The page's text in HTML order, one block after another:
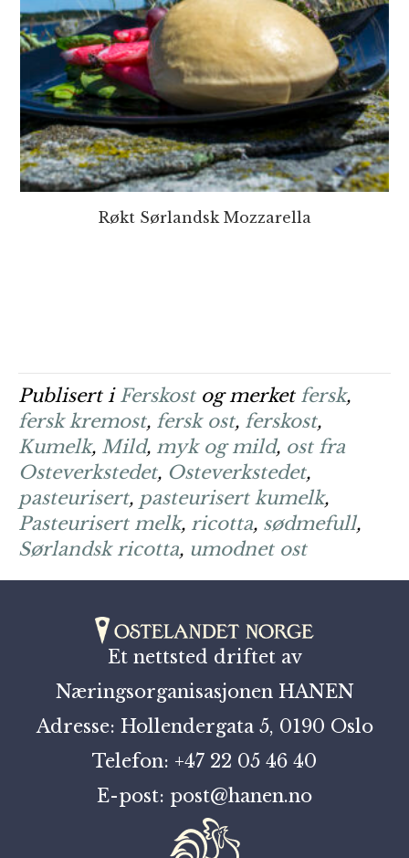
Røkt Sørlandsk Mozzarella
Publisert i Ferskostog merket fersk,
fersk kremost, fersk ost, ferskost,
Kumelk, Mild, myk og mild, ost fra
Osteverkstedet, Osteverkstedet,
pasteurisert, pasteurisert kumelk,
Pasteurisert melk, ricotta, sødmefull,
Sørlandsk ricotta, umodnet ost
Et nettsted driftet av
Næringsorganisasjonen HANEN
Adresse: Hollendergata 5, 0190 Oslo
Telefon: +47 22 05 46 40
E-post: post@hanen.no